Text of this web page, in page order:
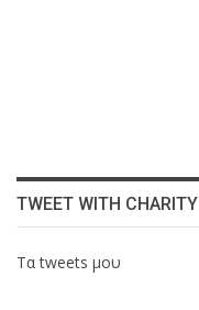
TWEET WITH CHARITY
Τα tweets μου